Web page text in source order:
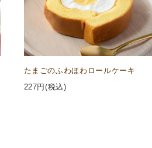
たまごのふわほわロールケーキ
227円(税込)